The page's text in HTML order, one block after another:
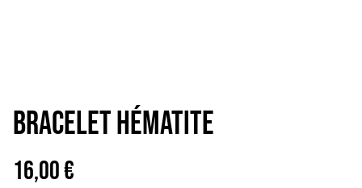
Bracelet hématite
16,00 €